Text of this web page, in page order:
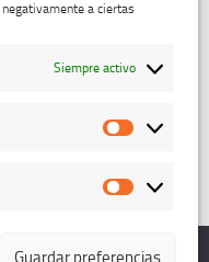
a ciertas
Siempre activo
Marketing
Guardar preferencias